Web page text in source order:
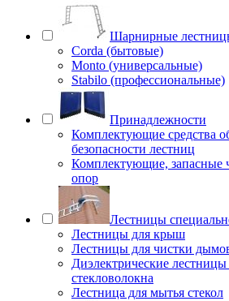
Шарнирные
Corda (бытовые)
Monto (универсальные)
Stabilo (профессиональные)
Принадлежности
Комплектующие средства
безопасности лестниц
Комплектующие, запасные
опор
Лестницы
Лестницы для крыш
Лестницы для чистки
Диэлектрические
стекловолокна
Лестница для мытья стекол